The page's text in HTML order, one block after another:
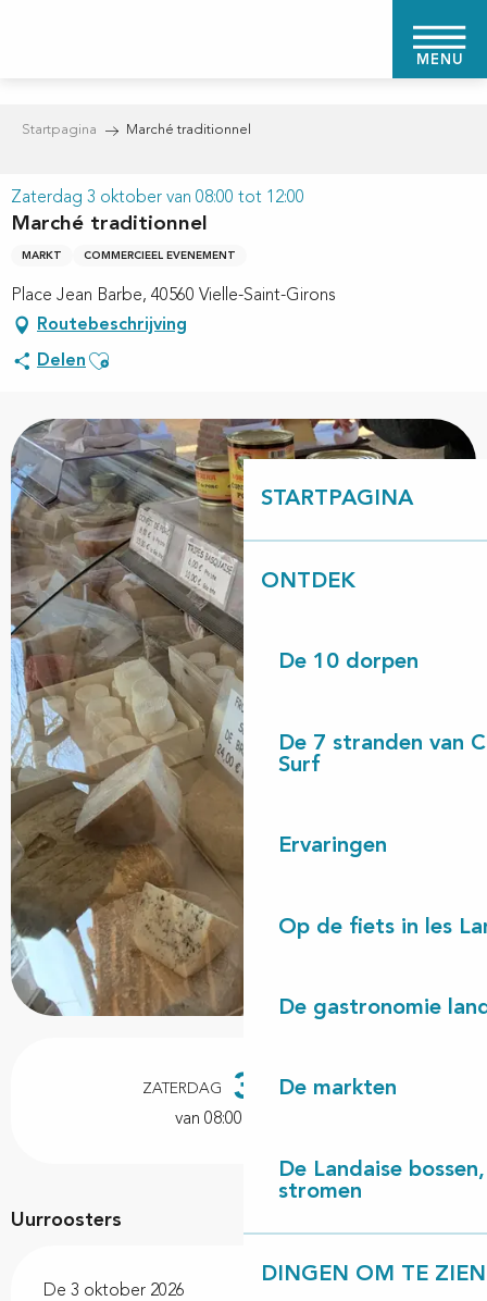
MENU
STARTPAGINA
ONTDEK
De 10 dorpen
De 7 stranden van
Surf
Ervaringen
Op de fiets in les
De gastronomie
De markten
De Landaise
stromen
DINGEN OM TE
Startpagina Marché traditionnel
Zaterdag 3 oktober van 08:00 tot 12:00
Marché traditionnel
MARKT COMMERCIEEL EVENEMENT
Place Jean Barbe, 40560 Vielle-Saint-Girons
Routebeschrijving
Delen Ajouter aux favoris
ZATERDAG 3 OKTOBER
van 08:00 tot 12:00
Uurroosters
De 3 oktober 2026